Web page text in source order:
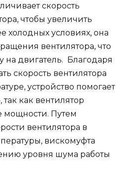
скорость
чтобы увеличить
холодных условиях, она
вентилятора, что
на двигатель. Благодаря
скорость вентилятора
устройство помогает
как вентилятор
мощности. Путем
вентилятора в
вискомуфта
уровня шума работы